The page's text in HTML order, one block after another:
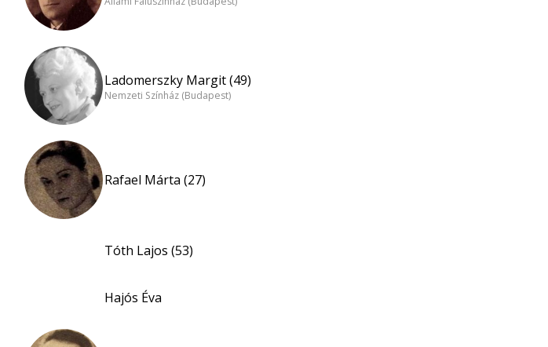
Ladomerszky Margit (49)
Nemzeti Színház (Budapest)
Rafael Márta (27)
Tóth Lajos (53)
Hajós Éva